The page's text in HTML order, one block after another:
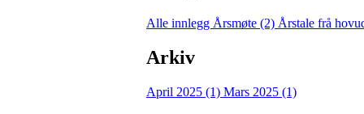
Alle innlegg Årsmøte (2) Årstale frå
Arkiv
April 2025 (1) Mars 2025 (1)